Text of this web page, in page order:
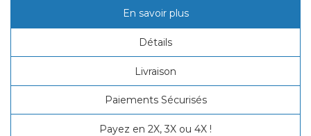
En savoir plus
Détails
Livraison
Paiements Sécurisés
Payez en 2X, 3X ou 4X !